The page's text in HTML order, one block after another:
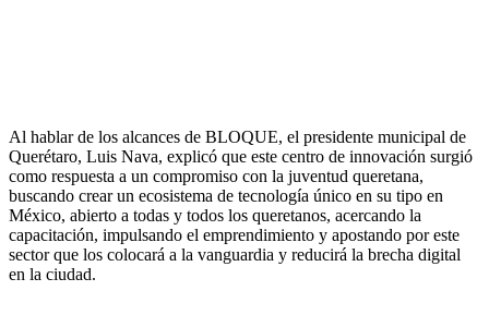
Al hablar de los alcances de BLOQUE, el presidente municipal de
Querétaro, Luis Nava, explicó que este centro de innovación surgió
como respuesta a un compromiso con la juventud queretana,
buscando crear un ecosistema de tecnología único en su tipo en
México, abierto a todas y todos los queretanos, acercando la
capacitación, impulsando el emprendimiento y apostando por este
sector que los colocará a la vanguardia y reducirá la brecha digital
en la ciudad.